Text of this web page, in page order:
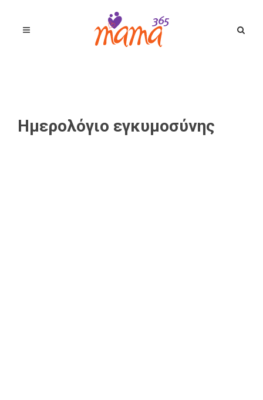
Ημερολόγιο εγκυμοσύνης